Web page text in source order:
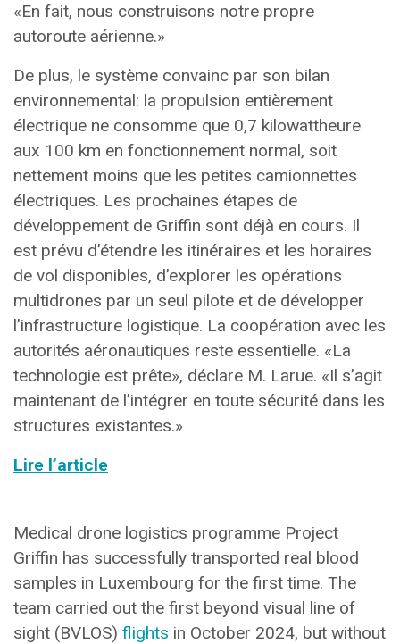
«En fait, nous construisons notre propre
autoroute aérienne.»
De plus, le système convainc par son bilan
environnemental: la propulsion entièrement
électrique ne consomme que 0,7 kilowattheure
aux 100 km en fonctionnement normal, soit
nettement moins que les petites camionnettes
électriques. Les prochaines étapes de
développement de Griffin sont déjà en cours. Il
est prévu d’étendre les itinéraires et les horaires
de vol disponibles, d’explorer les opérations
multidrones par un seul pilote et de développer
l’infrastructure logistique. La coopération avec les
autorités aéronautiques reste essentielle. «La
technologie est prête», déclare M. Larue. «Il s’agit
maintenant de l’intégrer en toute sécurité dans les
structures existantes.»
Lire l’article
Medical drone logistics programme Project
Griffin has successfully transported real blood
samples in Luxembourg for the first time. The
team carried out the first beyond visual line of
sight (BVLOS) flights in October 2024, but without